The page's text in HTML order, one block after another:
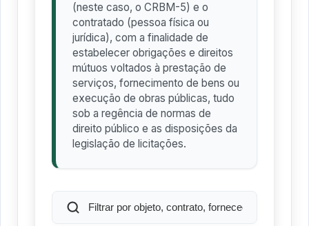
(neste caso, o CRBM-5) e o
contratado (pessoa física ou
jurídica), com a finalidade de
estabelecer obrigações e direitos
mútuos voltados à prestação de
serviços, fornecimento de bens ou
execução de obras públicas, tudo
sob a regência de normas de
direito público e as disposições da
legislação de licitações.